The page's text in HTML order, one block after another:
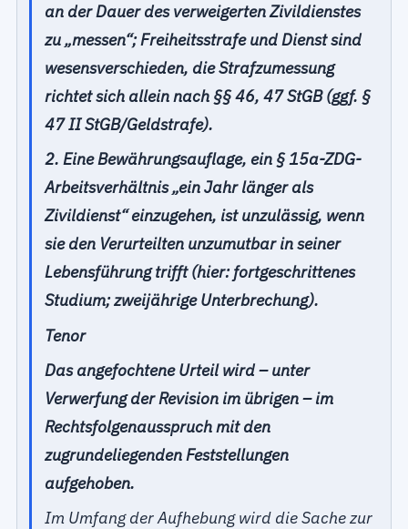
an der Dauer des verweigerten Zivildienstes
zu „messen“; Freiheitsstrafe und Dienst sind
wesensverschieden, die Strafzumessung
richtet sich allein nach §§ 46, 47 StGB (ggf. §
47 II StGB/Geldstrafe).
2. Eine Bewährungsauflage, ein § 15a-ZDG-
Arbeitsverhältnis „ein Jahr länger als
Zivildienst“ einzugehen, ist unzulässig, wenn
sie den Verurteilten unzumutbar in seiner
Lebensführung trifft (hier: fortgeschrittenes
Studium; zweijährige Unterbrechung).
Tenor
Das angefochtene Urteil wird – unter
Verwerfung der Revision im übrigen – im
Rechtsfolgenausspruch mit den
zugrundeliegenden Feststellungen
aufgehoben.
Im Umfang der Aufhebung wird die Sache zur